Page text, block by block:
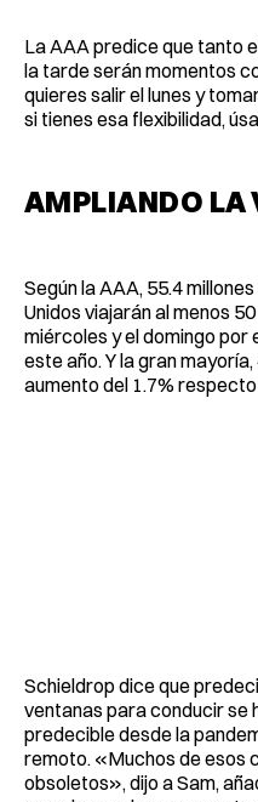
La AAA predice que tanto
la tarde serán momentos
quieres salir el lunes y
si tienes esa flexibilidad,
AMPLIANDO LA
Según la AAA, 55.4
Unidos viajarán al menos
miércoles y el domingo por
este año. Y la gran
aumento del 1.7%
Schieldrop dice que
ventanas para conducir se
predecible desde la
remoto. «Muchos de esos
obsoletos», dijo a Sam,